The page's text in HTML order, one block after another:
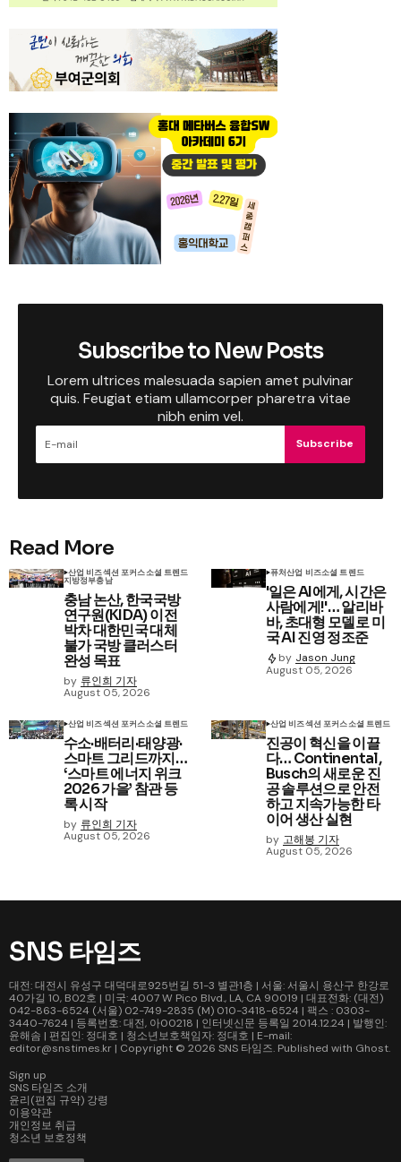
Subscribe to New Posts
Lorem ultrices malesuada sapien amet pulvinar
quis. Feugiat etiam ullamcorper pharetra vitae
nibh enim vel.
Subscribe
Read More
산업 비즈섹션 포커스소셜 트렌드
지방정부충남
충남 논산, 한국국방
연구원(KIDA) 이전
박차 대한민국 대체
불가 국방 클러스터
완성 목표
by 류인희 기자
August 05, 2026
퓨처산업 비즈소셜 트렌드
'일은 AI에게, 시간은
사람에게!'… 알리바
바, 초대형 모델로 미
국 AI 진영 정조준
by Jason Jung
August 05, 2026
산업 비즈섹션 포커스소셜 트렌드
수소·배터리·태양광·
스마트 그리드까지…
‘스마트 에너지 위크
2026 가을’ 참관 등
록 시작
by 류인희 기자
August 05, 2026
산업 비즈섹션 포커스소셜 트렌드
진공이 혁신을 이끌
다… Continental,
Busch의 새로운 진
공 솔루션으로 안전
하고 지속가능한 타
이어 생산 실현
by 고해봉 기자
August 05, 2026
SNS 타임즈
대전: 대전시 유성구 대덕대로925번길 51-3 별관1층 | 서울: 서울시 용산구 한강로
40가길 10, B02호 | 미국: 4007 W Pico Blvd., LA, CA 90019 | 대표전화: (대전)
042-863-6524 (서울) 02-749-2835 (M) 010-3418-6524 | 팩스 : 0303-
3440-7624 | 등록번호: 대전, 아00218 | 인터넷신문 등록일 2014.12.24 | 발행인:
윤해솜 | 편집인: 정대호 | 청소년보호책임자: 정대호 | E-mail:
editor@snstimes.kr | Copyright © 2026 SNS 타임즈. Published with Ghost.
Sign up
SNS 타임즈 소개
윤리(편집 규약) 강령
이용약관
개인정보 취급
청소년 보호정책